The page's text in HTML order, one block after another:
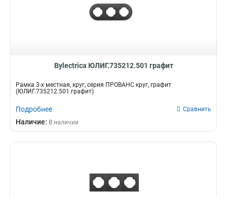
Bylectrica ЮЛИГ.735212.501 графит
Рамка 3-х местная, круг, серия ПРОВАНС круг, графит
(ЮЛИГ.735212.501 графит)
Подробнее Сравнить
Наличие: В наличии